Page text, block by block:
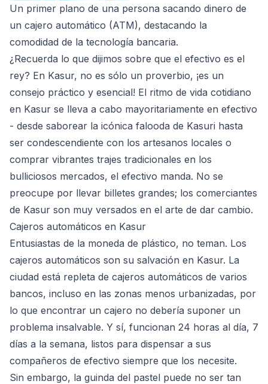
Un primer plano de una persona sacando dinero de
un cajero automático (ATM), destacando la
comodidad de la tecnología bancaria.
¿Recuerda lo que dijimos sobre que el efectivo es el
rey? En Kasur, no es sólo un proverbio, ¡es un
consejo práctico y esencial! El ritmo de vida cotidiano
en Kasur se lleva a cabo mayoritariamente en efectivo
- desde saborear la icónica falooda de Kasuri hasta
ser condescendiente con los artesanos locales o
comprar vibrantes trajes tradicionales en los
bulliciosos mercados, el efectivo manda. No se
preocupe por llevar billetes grandes; los comerciantes
de Kasur son muy versados en el arte de dar cambio.
Cajeros automáticos en Kasur
Entusiastas de la moneda de plástico, no teman. Los
cajeros automáticos son su salvación en Kasur. La
ciudad está repleta de cajeros automáticos de varios
bancos, incluso en las zonas menos urbanizadas, por
lo que encontrar un cajero no debería suponer un
problema insalvable. Y sí, funcionan 24 horas al día, 7
días a la semana, listos para dispensar a sus
compañeros de efectivo siempre que los necesite.
Sin embargo, la guinda del pastel puede no ser tan